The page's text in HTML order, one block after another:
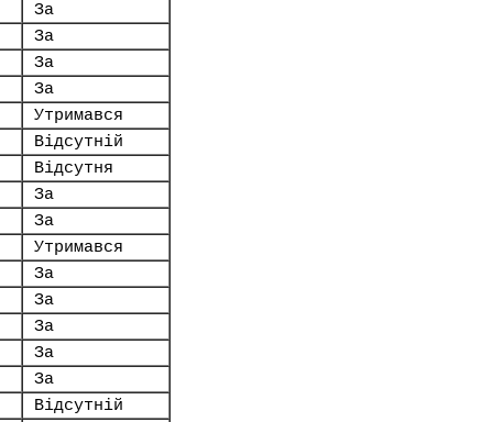
За
За
За
За
Утримався
Відсутній
Відсутня
За
За
Утримався
За
За
За
За
За
Відсутній